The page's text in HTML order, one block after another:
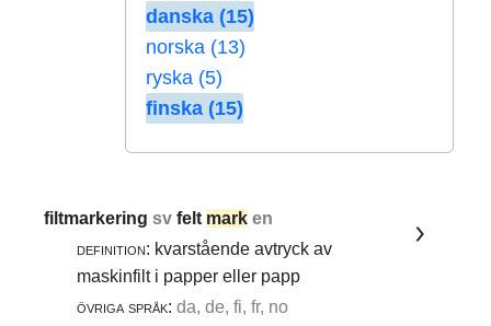
danska (15)
norska (13)
ryska (5)
finska (15)
filtmarkeringsvfelt mark en
definition: kvarstående avtryck av
maskinfilt i papper eller papp
övriga språk: da, de, fi, fr, no